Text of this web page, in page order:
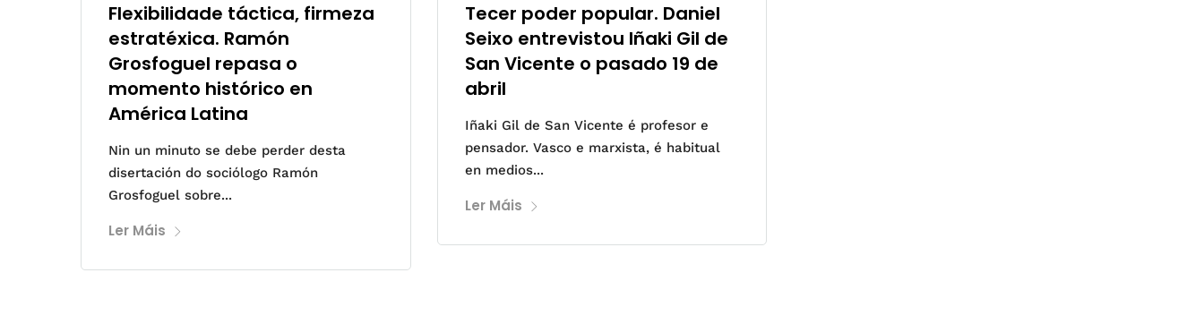
Flexibilidade táctica, firmeza
estratéxica. Ramón
Grosfoguel repasa o
momento histórico en
América Latina
Nin un minuto se debe perder desta
disertación do sociólogo Ramón
Grosfoguel sobre...
Ler Máis
Tecer poder popular. Daniel
Seixo entrevistou Iñaki Gil de
San Vicente o pasado 19 de
abril
Iñaki Gil de San Vicente é profesor e
pensador. Vasco e marxista, é habitual
en medios...
Ler Máis